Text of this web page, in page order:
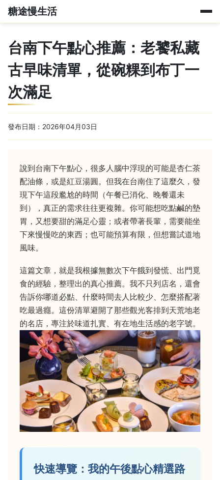
糖途慢生活
台南下午點心推薦：老饕私藏
古早味清單，從碗粿到布丁一
次滿足
發布日期：2026年04月03日
說到台南下午點心，很多人腦中浮現的可能是杏仁茶
配油條，或是紅豆湯圓。但我在台南住了這麼久，發
現下午這段尷尬的時間（午餐已消化、晚餐還未
到），真正的需求往往更複雜。你可能想吃點鹹的墊
胃，又想要甜的滿足心靈；或者帶著長輩，需要能坐
下來慢慢吃的東西；也可能預算有限，但想嘗試道地
風味。
這篇文章，就是我根據無數次下午餓到發慌、出門覓
食的經驗，整理出的真心推薦。我不只列店名，還會
告訴你哪道必點、什麼時間去人比較少、怎麼搭配著
吃最過癮。這份清單避開了那些觀光客排到天荒地老
的名店，專注於味道扎實、有在地生活感的老字號。
快速導覽：我的午後點心精選路